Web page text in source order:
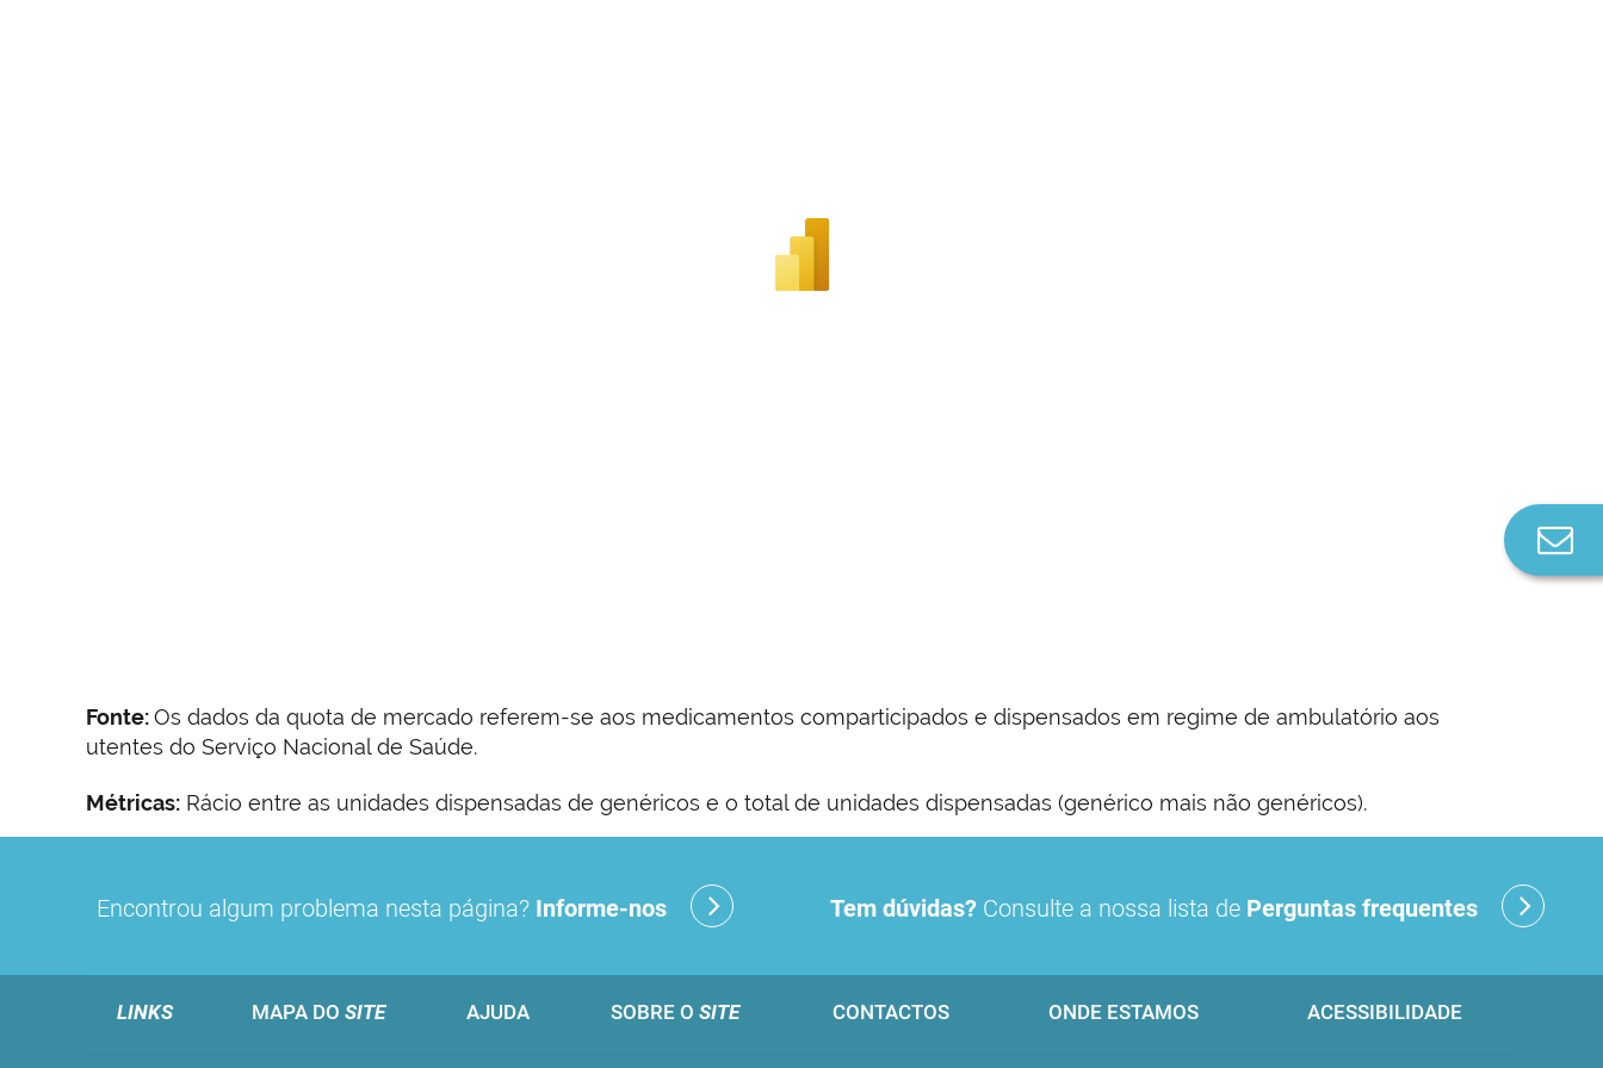
Fonte:Os dados da quota de mercado referem-se aos medicamentos comparticipados e dispensados em regime de ambulatório aos
utentes do Serviço Nacional de Saúde.
Métricas: Rácio entre as unidades dispensadas de genéricos e o total de unidades dispensadas (genérico mais não genéricos).
Encontrou algum problema nesta página? Informe-nos Tem dúvidas? Consulte a nossa lista de Perguntas frequentes
LINKS MAPA DO SITE AJUDA SOBRE O SITE CONTACTOS ONDE ESTAMOS ACESSIBILIDADE